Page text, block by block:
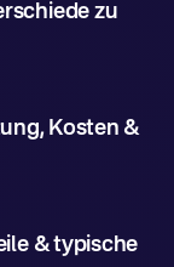
zu
Kosten &
& typische